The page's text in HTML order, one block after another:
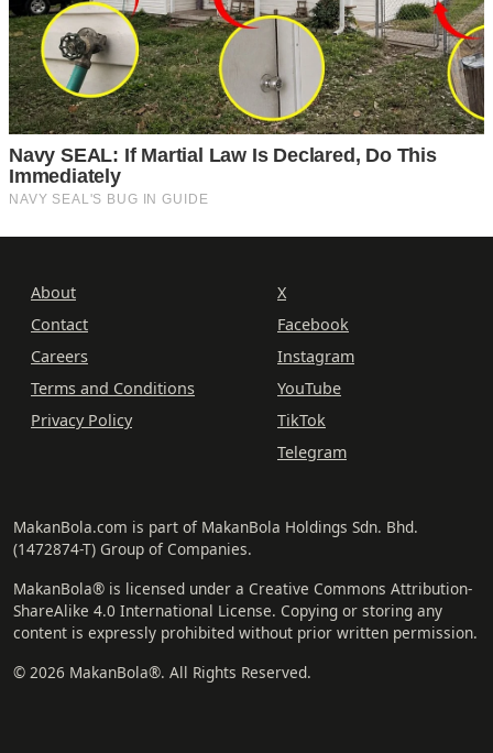
About
Contact
Careers
Terms and Conditions
Privacy Policy
X
Facebook
Instagram
YouTube
TikTok
Telegram
MakanBola.com is part of MakanBola Holdings Sdn. Bhd.
(1472874-T) Group of Companies.
MakanBola® is licensed under a Creative Commons Attribution-
ShareAlike 4.0 International License. Copying or storing any
content is expressly prohibited without prior written permission.
© 2026 MakanBola®. All Rights Reserved.